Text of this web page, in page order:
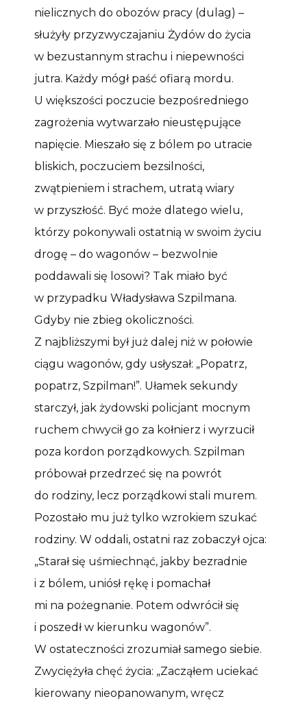
nielicznych do obozów pracy (dulag) –
służyły przyzwyczajaniu Żydów do życia
w bezustannym strachu i niepewności
jutra. Każdy mógł paść ofiarą mordu.
U większości poczucie bezpośredniego
zagrożenia wytwarzało nieustępujące
napięcie. Mieszało się z bólem po utracie
bliskich, poczuciem bezsilności,
zwątpieniem i strachem, utratą wiary
w przyszłość. Być może dlatego wielu,
którzy pokonywali ostatnią w swoim życiu
drogę – do wagonów – bezwolnie
poddawali się losowi? Tak miało być
w przypadku Władysława Szpilmana.
Gdyby nie zbieg okoliczności.
Z najbliższymi był już dalej niż w połowie
ciągu wagonów, gdy usłyszał: „Popatrz,
popatrz, Szpilman!”. Ułamek sekundy
starczył, jak żydowski policjant mocnym
ruchem chwycił go za kołnierz i wyrzucił
poza kordon porządkowych. Szpilman
próbował przedrzeć się na powrót
do rodziny, lecz porządkowi stali murem.
Pozostało mu już tylko wzrokiem szukać
rodziny. W oddali, ostatni raz zobaczył ojca:
„Starał się uśmiechnąć, jakby bezradnie
i z bólem, uniósł rękę i pomachał
mi na pożegnanie. Potem odwrócił się
i poszedł w kierunku wagonów”.
W ostateczności zrozumiał samego siebie.
Zwyciężyła chęć życia: „Zacząłem uciekać
kierowany nieopanowanym, wręcz